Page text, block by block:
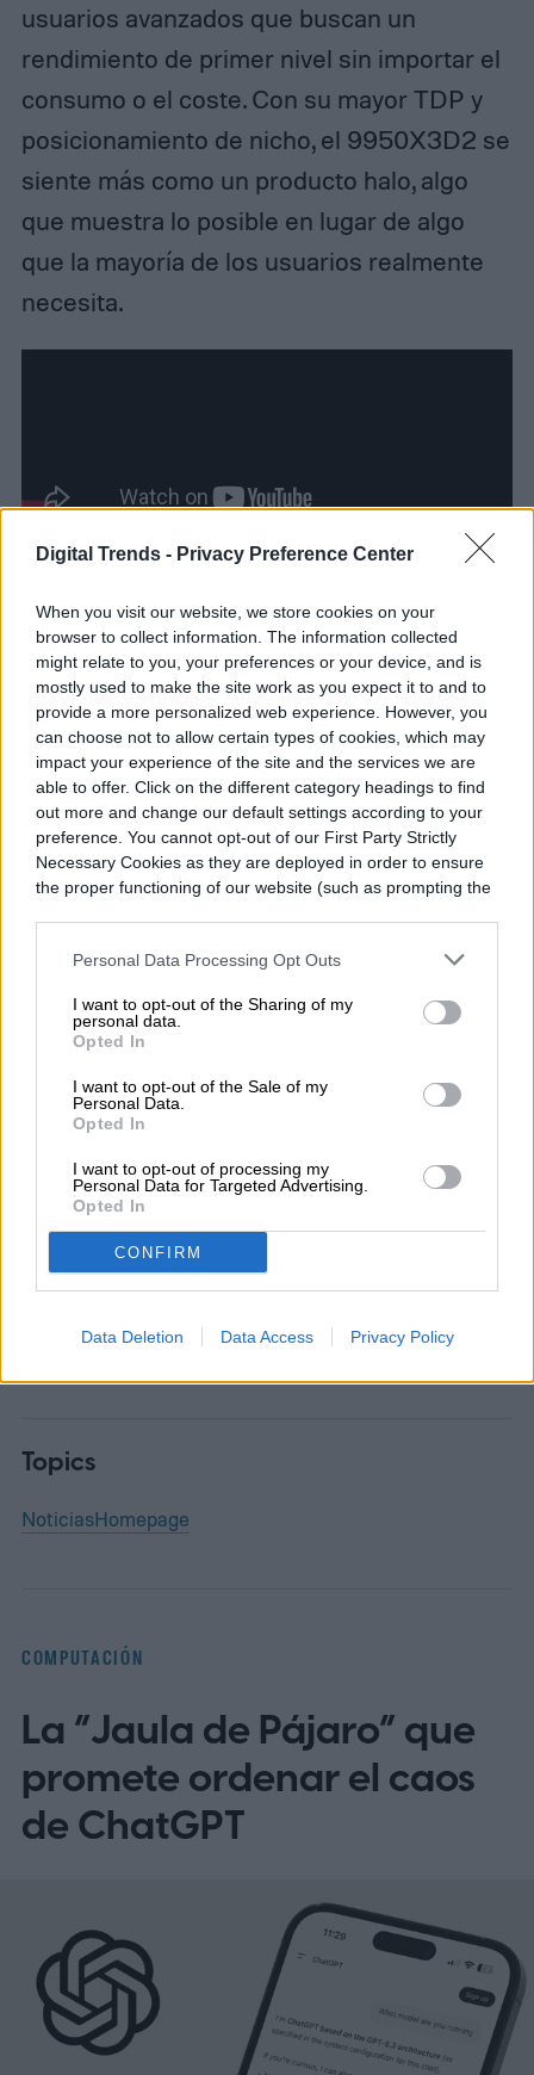
Digital Trends - Privacy Preference Center
When you visit our website, we store cookies on your
browser to collect information. The information collected
might relate to you, your preferences or your device, and is
mostly used to make the site work as you expect it to and to
provide a more personalized web experience. However, you
can choose not to allow certain types of cookies, which may
impact your experience of the site and the services we are
able to offer. Click on the different category headings to find
out more and change our default settings according to your
preference. You cannot opt-out of our First Party Strictly
Necessary Cookies as they are deployed in order to ensure
the proper functioning of our website (such as prompting the
Personal Data Processing Opt Outs
I want to opt-out of the Sharing of my
personal data.
Opted In
I want to opt-out of the Sale of my
Personal Data.
Opted In
I want to opt-out of processing my
Personal Data for Targeted Advertising.
Opted In
CONFIRM
Data Deletion Data Access Privacy Policy
usuarios avanzados que buscan un
rendimiento de primer nivel sin importar el
consumo o el coste. Con su mayor TDP y
posicionamiento de nicho, el 9950X3D2 se
siente más como un producto halo, algo
que muestra lo posible en lugar de algo
que la mayoría de los usuarios realmente
necesita.
procesador se siente como AMD llevando
la tecnología X3D al límite en Zen 5. No se
trata tanto de reemplazar chips existentes
como de ver hasta dónde puede llegar el
rendimiento basado en caché antes de que
llegue Zen 6. AMD aún no ha revelado el
precio, pero el chip está previsto para
lanzarse el 22 de abril. Si no otra cosa,
Senior Editor
Diego Bastarrica es Senior Editor y Head of
donde lidera la estrategia editorial, SEO…
Topics
NoticiasHomepage
COMPUTACIÓN
La “Jaula de Pájaro” que
promete ordenar el caos
de ChatGPT